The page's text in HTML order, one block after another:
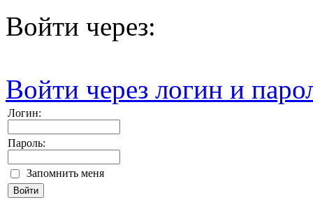
Войти через:
Войти через логин и
Логин:
Пароль:
Запомнить меня